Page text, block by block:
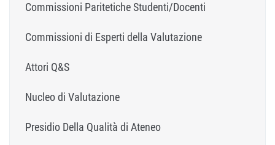
Commissioni Paritetiche Studenti/Docenti
Commissioni di Esperti della Valutazione
Attori Q&S
Nucleo di Valutazione
Presidio Della Qualità di Ateneo